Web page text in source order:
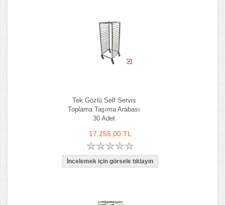
Tek Gözlü Self Servis
Toplama Taşıma Arabası
30 Adet
17.255,00 TL